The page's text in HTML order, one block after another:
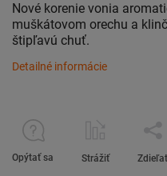
Nové korenie vonia
muškátovom orechu a
štipľavú chuť.
Detailné informácie
Opýtať sa Strážiť Zdieľať